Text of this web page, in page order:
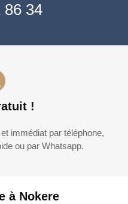
à Nokere
86 34
!
immédiat par téléphone,
ou par Whatsapp.